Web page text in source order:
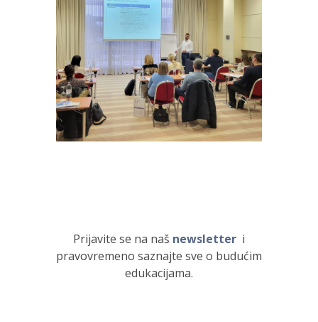
Prijavite se na naš newsletter i
pravovremeno saznajte sve o budućim
edukacijama.